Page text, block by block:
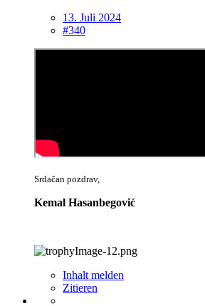
13. Juli 2024
#340
Srdačan pozdrav,
Kemal Hasanbegović
Inhalt melden
Zitieren